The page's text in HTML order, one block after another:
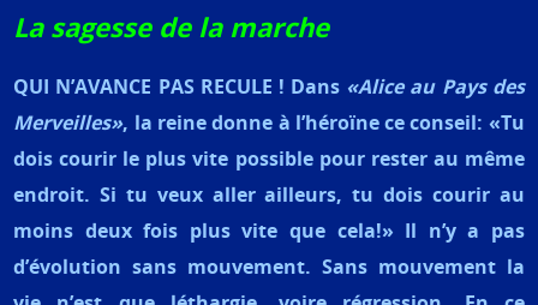
La sagesse de la marche
QUI N’AVANCE PAS RECULE ! Dans «Alice au Pays des
Merveilles», la reine donne à l’héroïne ce conseil: «Tu
dois courir le plus vite possible pour rester au même
endroit. Si tu veux aller ailleurs, tu dois courir au
moins deux fois plus vite que cela!» Il n’y a pas
d’évolution sans mouvement. Sans mouvement la